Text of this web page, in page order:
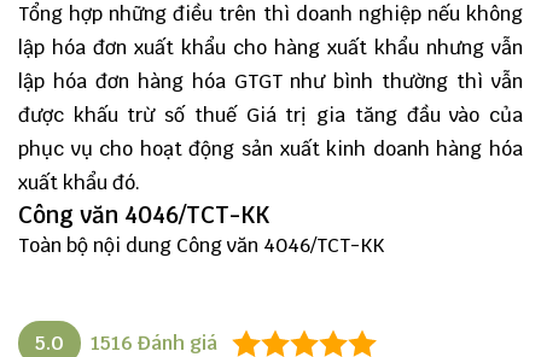
Tổng hợp những điều trên thì doanh nghiệp nếu không
lập hóa đơn xuất khẩu cho hàng xuất khẩu nhưng vẫn
lập hóa đơn hàng hóa GTGT như bình thường thì vẫn
được khấu trừ số thuế Giá trị gia tăng đầu vào của
phục vụ cho hoạt động sản xuất kinh doanh hàng hóa
xuất khẩu đó.
Công văn 4046/TCT-KK
Toàn bộ nội dung Công văn 4046/TCT-KK
5.0 1516 Đánh giá